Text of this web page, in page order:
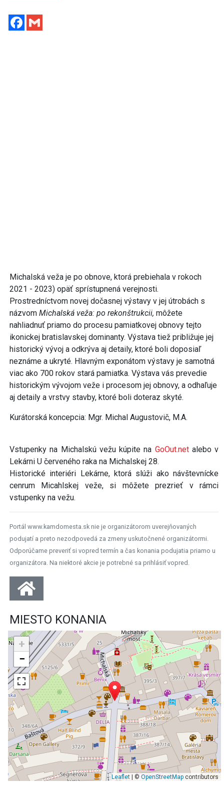
Facebook
Michalská veža je po obnove, ktorá prebiehala v rokoch
2021 - 2023) opäť sprístupnená verejnosti.
Prostredníctvom novej dočasnej výstavy v jej útrobách s
názvom Michalská veža: po rekonštrukcii, môžete
nahliadnuť priamo do procesu pamiatkovej obnovy tejto
ikonickej bratislavskej dominanty. Výstava tiež približuje jej
historický vývoj a odkrýva aj detaily, ktoré boli doposiaľ
neznáme a ukryté. Hlavným exponátom výstavy je samotná
viac ako 700 rokov stará pamiatka. Výstava vás prevedie
historickým vývojom veže i procesom jej obnovy, a odhaľuje
aj detaily a vrstvy stavby, ktoré boli doteraz skyté.
Kurátorská koncepcia: Mgr. Michal Augustovič, M.A.
Vstupenky na Michalskú vežu kúpite na GoOut.netalebo v
Lekárni U červeného raka na Michalskej 28.
Historické interiéri Lekárne, ktorá slúži ako návštevnícke
cenrum Micahlskej veže, si môžete prezrieť v rámci
vstupenky na vežu.
Portál www.kamdomesta.sk nie je organizátorom uverejňovaných
podujatí a preto nezodpovedá za zmeny uskutočnené organizátormi.
Odporúčame preveriť si vopred termín a čas konania podujatia priamo u
organizátora. Na niektoré akcie je potrebné sa prihlásiť vopred.
MIESTO KONANIA
+
−
Leaflet| © OpenStreetMapcontributors